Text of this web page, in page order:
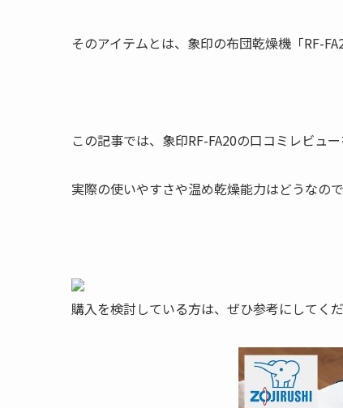
そのアイテムとは、象印の布団乾燥機「RF-
この記事では、象印RF-FA20の口コミレビュー
実際の使いやすさや温め乾燥能力はどうなの
購入を検討している方は、ぜひ参考にしてく